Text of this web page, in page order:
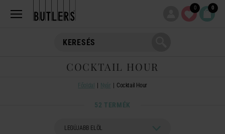
0 0
COCKTAIL HOUR
Főoldal Nyár Cocktail Hour
52 TERMÉK